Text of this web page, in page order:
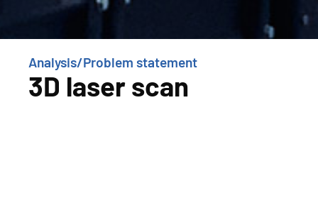
Analysis/Problem statement
3D laser scan